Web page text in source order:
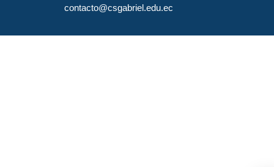
contacto@csgabriel.edu.ec